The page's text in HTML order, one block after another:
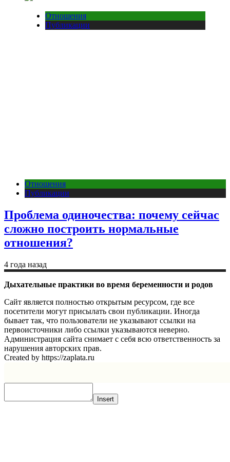
Отношения
Публикации
Отношения
Публикации
Проблема одиночества: почему сейчас
сложно построить нормальные
отношения?
4 года назад
Дыхательные практики во время беременности и родов
Сайт является полностью открытым ресурсом, где все
посетители могут присылать свои публикации. Иногда
бывает так, что пользователи не указывают ссылки на
первоисточники либо ссылки указываются неверно.
Администрация сайта снимает с себя всю ответственность за
нарушения авторских прав.
Created by https://zaplata.ru
Insert